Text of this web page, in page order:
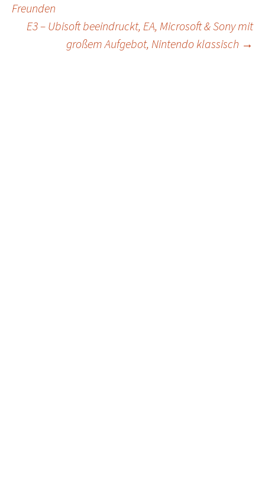
navigation
Freunden
E3 – Ubisoft beeindruckt, EA, Microsoft & Sony mit
großem Aufgebot, Nintendo klassisch →